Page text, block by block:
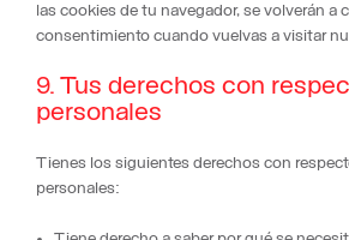
las cookies de tu navegador, se volverán a
consentimiento cuando vuelvas a visitar
9. Tus derechos con
personales
Tienes los siguientes derechos con
personales: